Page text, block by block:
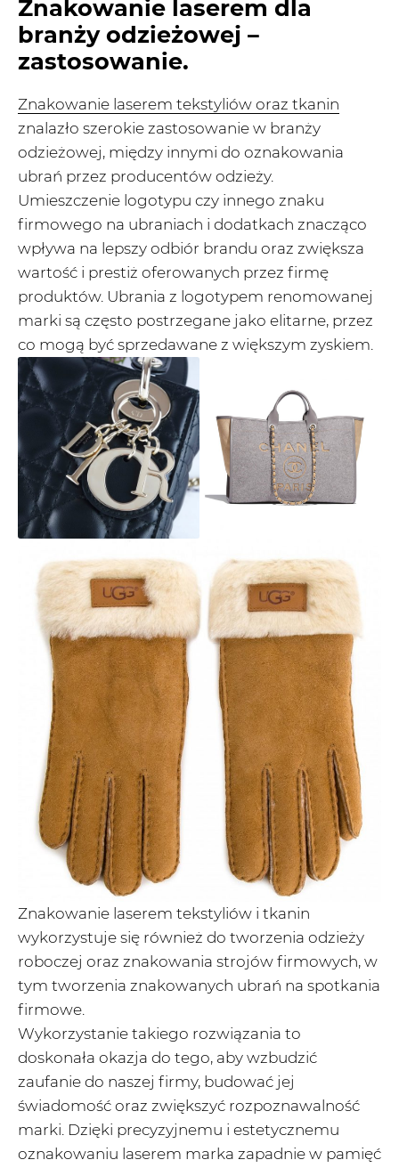
Znakowanie laserem dla
branży odzieżowej –
zastosowanie.
Znakowanie laserem tekstyliów oraz tkanin
znalazło szerokie zastosowanie w branży
odzieżowej, między innymi do oznakowania
ubrań przez producentów odzieży.
Umieszczenie logotypu czy innego znaku
firmowego na ubraniach i dodatkach znacząco
wpływa na lepszy odbiór brandu oraz zwiększa
wartość i prestiż oferowanych przez firmę
produktów. Ubrania z logotypem renomowanej
marki są często postrzegane jako elitarne, przez
co mogą być sprzedawane z większym zyskiem.
Znakowanie laserem tekstyliów i tkanin
wykorzystuje się również do tworzenia odzieży
roboczej oraz znakowania strojów firmowych, w
tym tworzenia znakowanych ubrań na spotkania
firmowe.
Wykorzystanie takiego rozwiązania to
doskonała okazja do tego, aby wzbudzić
zaufanie do naszej firmy, budować jej
świadomość oraz zwiększyć rozpoznawalność
marki. Dzięki precyzyjnemu i estetycznemu
oznakowaniu laserem marka zapadnie w pamięć